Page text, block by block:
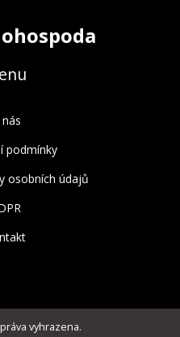
podmínky
osobních údajů
vyhrazena.